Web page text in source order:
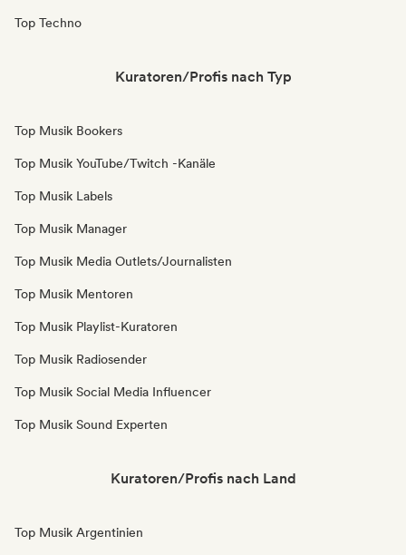
Top Techno
Kuratoren/Profis nach Typ
Top Musik Bookers
Top Musik YouTube/Twitch -Kanäle
Top Musik Labels
Top Musik Manager
Top Musik Media Outlets/Journalisten
Top Musik Mentoren
Top Musik Playlist-Kuratoren
Top Musik Radiosender
Top Musik Social Media Influencer
Top Musik Sound Experten
Kuratoren/Profis nach Land
Top Musik Argentinien